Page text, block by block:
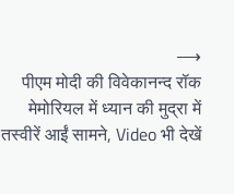
पीएम मोदी की विवेकानन्द रॉक
मेमोरियल में ध्यान की मुद्रा में
तस्वीरें आईं सामने, Video भी देखें
⟶